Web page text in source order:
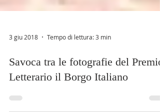
3 giu 2018 Tempo di lettura: 3 min
Savoca tra le fotografie del Premio
Letterario il Borgo Italiano